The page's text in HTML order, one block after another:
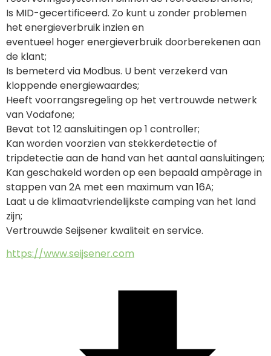
Is MID-gecertificeerd. Zo kunt u zonder problemen
het energieverbruik inzien en
eventueel hoger energieverbruik doorberekenen aan
de klant;
Is bemeterd via Modbus. U bent verzekerd van
kloppende energiewaardes;
Heeft voorrangsregeling op het vertrouwde netwerk
van Vodafone;
Bevat tot 12 aansluitingen op 1 controller;
Kan worden voorzien van stekkerdetectie of
tripdetectie aan de hand van het aantal aansluitingen;
Kan geschakeld worden op een bepaald ampèrage in
stappen van 2A met een maximum van 16A;
Laat u de klimaatvriendelijkste camping van het land
zijn;
Vertrouwde Seijsener kwaliteit en service.
https://www.seijsener.com